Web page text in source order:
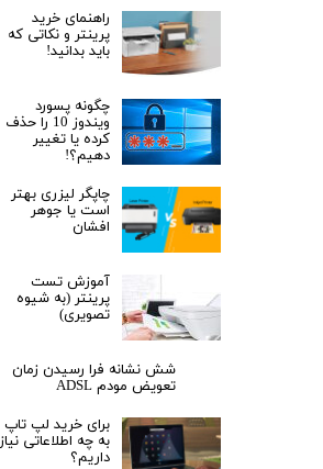
راهنمای خرید
پرینتر و نکاتی که
باید بدانید!
چگونه پسورد
ویندوز 10 را حذف
کرده یا تغییر
دهیم؟!
چاپگر لیزری بهتر
است یا جوهر
افشان
آموزش تست
پرینتر (به شیوه
تصویری)
شش نشانه فرا رسیدن زمان
تعویض مودم ADSL
برای خرید لپ تاپ
به چه اطلاعاتی نیاز
داریم؟